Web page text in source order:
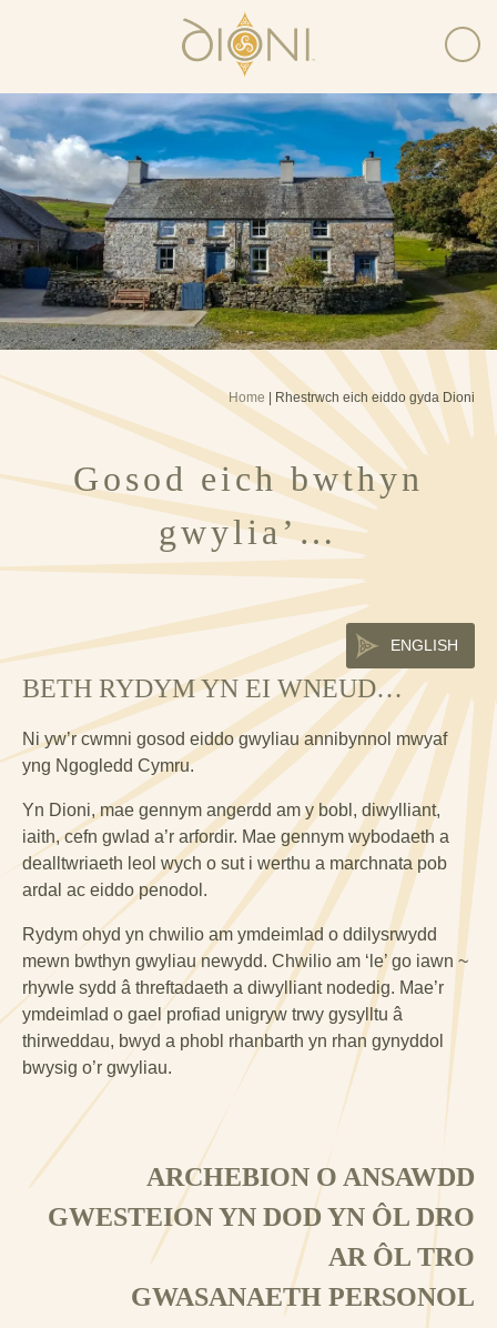
Home Rhestrwch eich eiddo gyda Dioni
Gosod eich bwthyn
gwylia’…
ENGLISH
BETH RYDYM YN EI WNEUD…
Ni yw’r cwmni gosod eiddo gwyliau annibynnol mwyaf
yng Ngogledd Cymru.
Yn Dioni, mae gennym angerdd am y bobl, diwylliant,
iaith, cefn gwlad a’r arfordir. Mae gennym wybodaeth a
dealltwriaeth leol wych o sut i werthu a marchnata pob
ardal ac eiddo penodol.
Rydym ohyd yn chwilio am ymdeimlad o ddilysrwydd
mewn bwthyn gwyliau newydd. Chwilio am ‘le’ go iawn ~
rhywle sydd â threftadaeth a diwylliant nodedig. Mae’r
ymdeimlad o gael profiad unigryw trwy gysylltu â
thirweddau, bwyd a phobl rhanbarth yn rhan gynyddol
bwysig o’r gwyliau.
ARCHEBION O ANSAWDD
GWESTEION YN DOD YN ÔL DRO
AR ÔL TRO
GWASANAETH PERSONOL